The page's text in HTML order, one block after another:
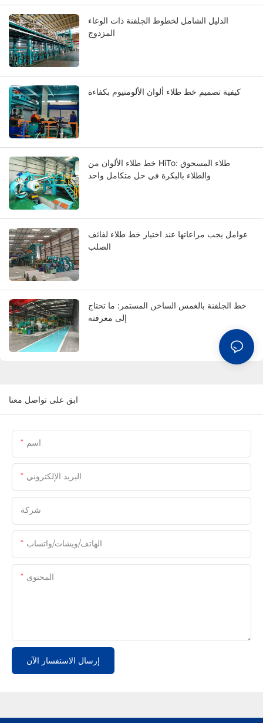
الدليل الشامل لخطوط الجلفنة ذات الوعاء
المزدوج
كيفية تصميم خط طلاء ألوان الألومنيوم بكفاءة
خط طلاء الألوان من HiTo: طلاء المسحوق
والطلاء بالبكرة في حل متكامل واحد
عوامل يجب مراعاتها عند اختيار خط طلاء لفائف
الصلب
خط الجلفنة بالغمس الساخن المستمر: ما تحتاج
إلى معرفته
ابق على تواصل معنا
اسم
البريد الإلكتروني
شركة
الهاتف/ويشات/واتساب
المحتوى
إرسال الاستفسار الآن